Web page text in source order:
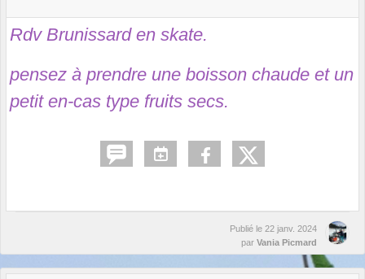
Rdv Brunissard en skate.
pensez à prendre une boisson chaude et un
petit en-cas type fruits secs.
Publié le 22 janv. 2024
par Vania Picmard